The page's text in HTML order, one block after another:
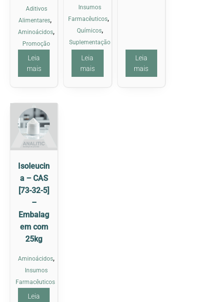
Aditivos
Alimentares,
Aminoácidos,
Promoção
Leia
mais
Insumos
Farmacêuticos,
Químicos,
Suplementação
Leia
mais
Leia
mais
Isoleucin
a – CAS
[73-32-5]
–
Embalag
em com
25kg
Aminoácidos,
Insumos
Farmacêuticos
Leia